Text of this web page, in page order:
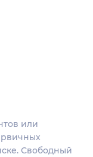
или
Свободный